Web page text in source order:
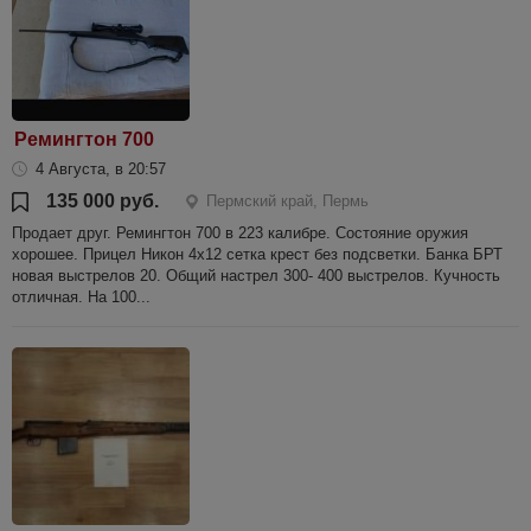
Ремингтон 700
4 Августа, в 20:57
135 000 руб.
Пермский край, Пермь
Продает друг. Ремингтон 700 в 223 калибре. Состояние оружия
хорошее. Прицел Никон 4х12 сетка крест без подсветки. Банка БРТ
новая выстрелов 20. Общий настрел 300- 400 выстрелов. Кучность
отличная. На 100...